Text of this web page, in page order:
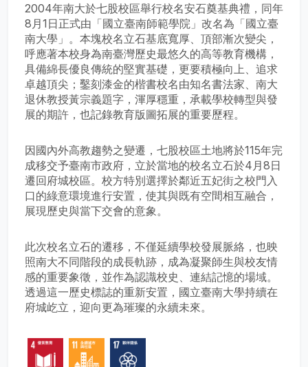
2004年南大於七股校區舉行校名安石奠基典禮，同年
8月1日正式由「國立臺南師範學院」改名為「國立臺
南大學」。本塊校名立石基底寬厚、頂部漸次變尖，
呼應著本校身為南臺灣歷史最悠久的高等教育機構，
具備綿長優良傳統的堅實基礎，更要積極向上、追求
卓越頂尖；鑿刻漆金的楷書校名由知名書法家、南大
退休教授黃宗義題字，渾厚穩重，承載學校轉型與發
展的期許，也記錄教育版圖拓展的重要歷程。
因國內外高教趨勢之變遷，七股校區土地將於115年完
成移交予臺南市政府，立於當地的校名立石於4月8日
遷回府城校區。校方特別選擇於鄰近五妃街之校門入
口的綠意環境進行安置，使其與既有空間相互融合，
展現歷史與當下交會的意象。
此次校名立石的遷移，不僅延續學校發展脈絡，也映
照南大不同階段的成長軌跡，成為凝聚師生與校友情
感的重要象徵，並作為認識校史、連結記憶的場域。
透過這一歷史標誌的重新安置，國立臺南大學持續在
府城屹立，迎向更為璀璨的永續未來。